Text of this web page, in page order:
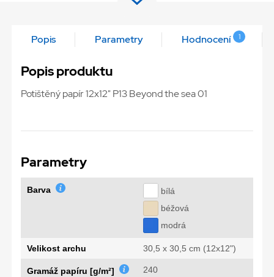
Popis Parametry Hodnocení 1
Popis produktu
Potištěný papír 12x12" P13 Beyond the sea 01
Parametry
Barva
bílá
béžová
modrá
Velikost archu 30,5 x 30,5 cm (12x12")
Gramáž papíru [g/m²] 240